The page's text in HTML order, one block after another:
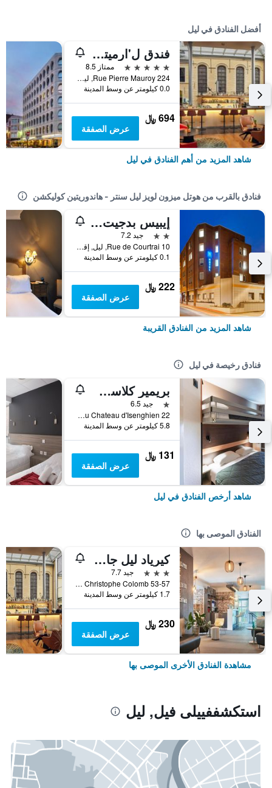
أفضل الفنادق في ليل
فندق ل'ارميتاج غانتويس، أوتوغراف كوليكشن، إيه ماريوت لوكشري & لايفستايل
5 نجوم
ممتاز 8.5
224 Rue Pierre Mauroy, ليل, إقليم نور, فرنسا
0.0 كيلومتر عن وسط المدينة
694 ﷼
عرض الصفقة
شاهد المزيد من أهم الفنادق في ليل
فنادق بالقرب من هوتل ميزون لويز ليل سنتر - هاندوريتين كوليكشن
إيبيس بدجيت ليل جار فيو- ليل
2 نجمتين
جيد 7.2
10 Rue de Courtrai, ليل, إقليم نور, فرنسا
0.1 كيلومتر عن وسط المدينة
222 ﷼
عرض الصفقة
شاهد المزيد من الفنادق القريبة
فنادق رخيصة في ليل
بريمير كلاسي ليلي وست - لوميه
نجمة واحدة
جيد 6.5
22 Rue du Chateau d'Isenghien, ليل, إقليم نور, فرنسا
5.8 كيلومتر عن وسط المدينة
131 ﷼
عرض الصفقة
شاهد أرخص الفنادق في ليل
الفنادق الموصى بها
كيرياد ليل جار - جرون باليه
3 نجوم
جيد 7.7
53-57 rue Christophe Colomb, ليل, إقليم نور, فرنسا
1.7 كيلومتر عن وسط المدينة
230 ﷼
عرض الصفقة
مشاهدة الفنادق الأخرى الموصى بها
استكشففييلى فيل, ليل